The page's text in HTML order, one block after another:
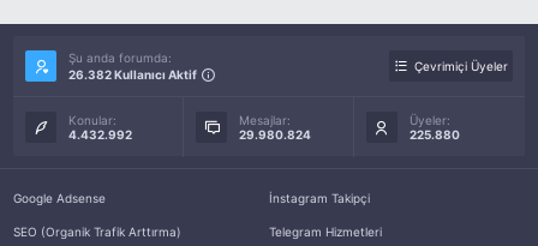
Şu anda forumda:
26.382 Kullanıcı Aktif
Çevrimiçi Üyeler
Konular:
4.432.992
Mesajlar:
29.980.824
Üyeler:
225.880
Google Adsense
SEO (Organik Trafik Arttırma)
İnstagram Takipçi
Telegram Hizmetleri